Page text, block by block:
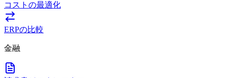
コストの最適化
ERPの比較
金融